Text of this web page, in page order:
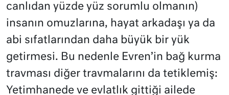
canlıdan yüzde yüz sorumlu olmanın)
insanın omuzlarına, hayat arkadaşı ya da
abi sıfatlarından daha büyük bir yük
getirmesi. Bu nedenle Evren’in bağ kurma
travması diğer travmalarını da tetiklemiş:
Yetimhanede ve evlatlık gittiği ailede